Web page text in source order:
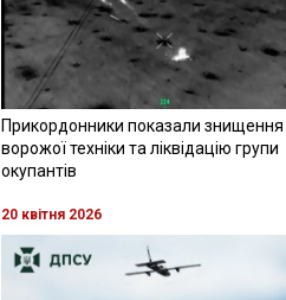
Прикордонники показали знищення
ворожої техніки та ліквідацію групи
окупантів
20 квітня 2026